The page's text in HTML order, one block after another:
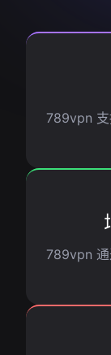
789vpn 支
789vpn 通